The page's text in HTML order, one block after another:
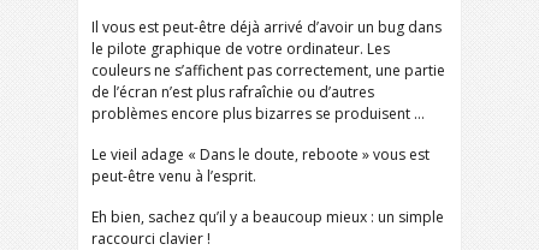
Il vous est peut-être déjà arrivé d’avoir un bug dans
le pilote graphique de votre ordinateur. Les
couleurs ne s’affichent pas correctement, une partie
de l’écran n’est plus rafraîchie ou d’autres
problèmes encore plus bizarres se produisent …
Le vieil adage « Dans le doute, reboote » vous est
peut-être venu à l’esprit.
Eh bien, sachez qu’il y a beaucoup mieux : un simple
raccourci clavier !